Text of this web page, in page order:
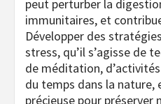
peut perturber la
immunitaires, et
Développer des
stress, qu’il s’agisse de
de méditation,
du temps dans la nature,
précieuse pour préserver